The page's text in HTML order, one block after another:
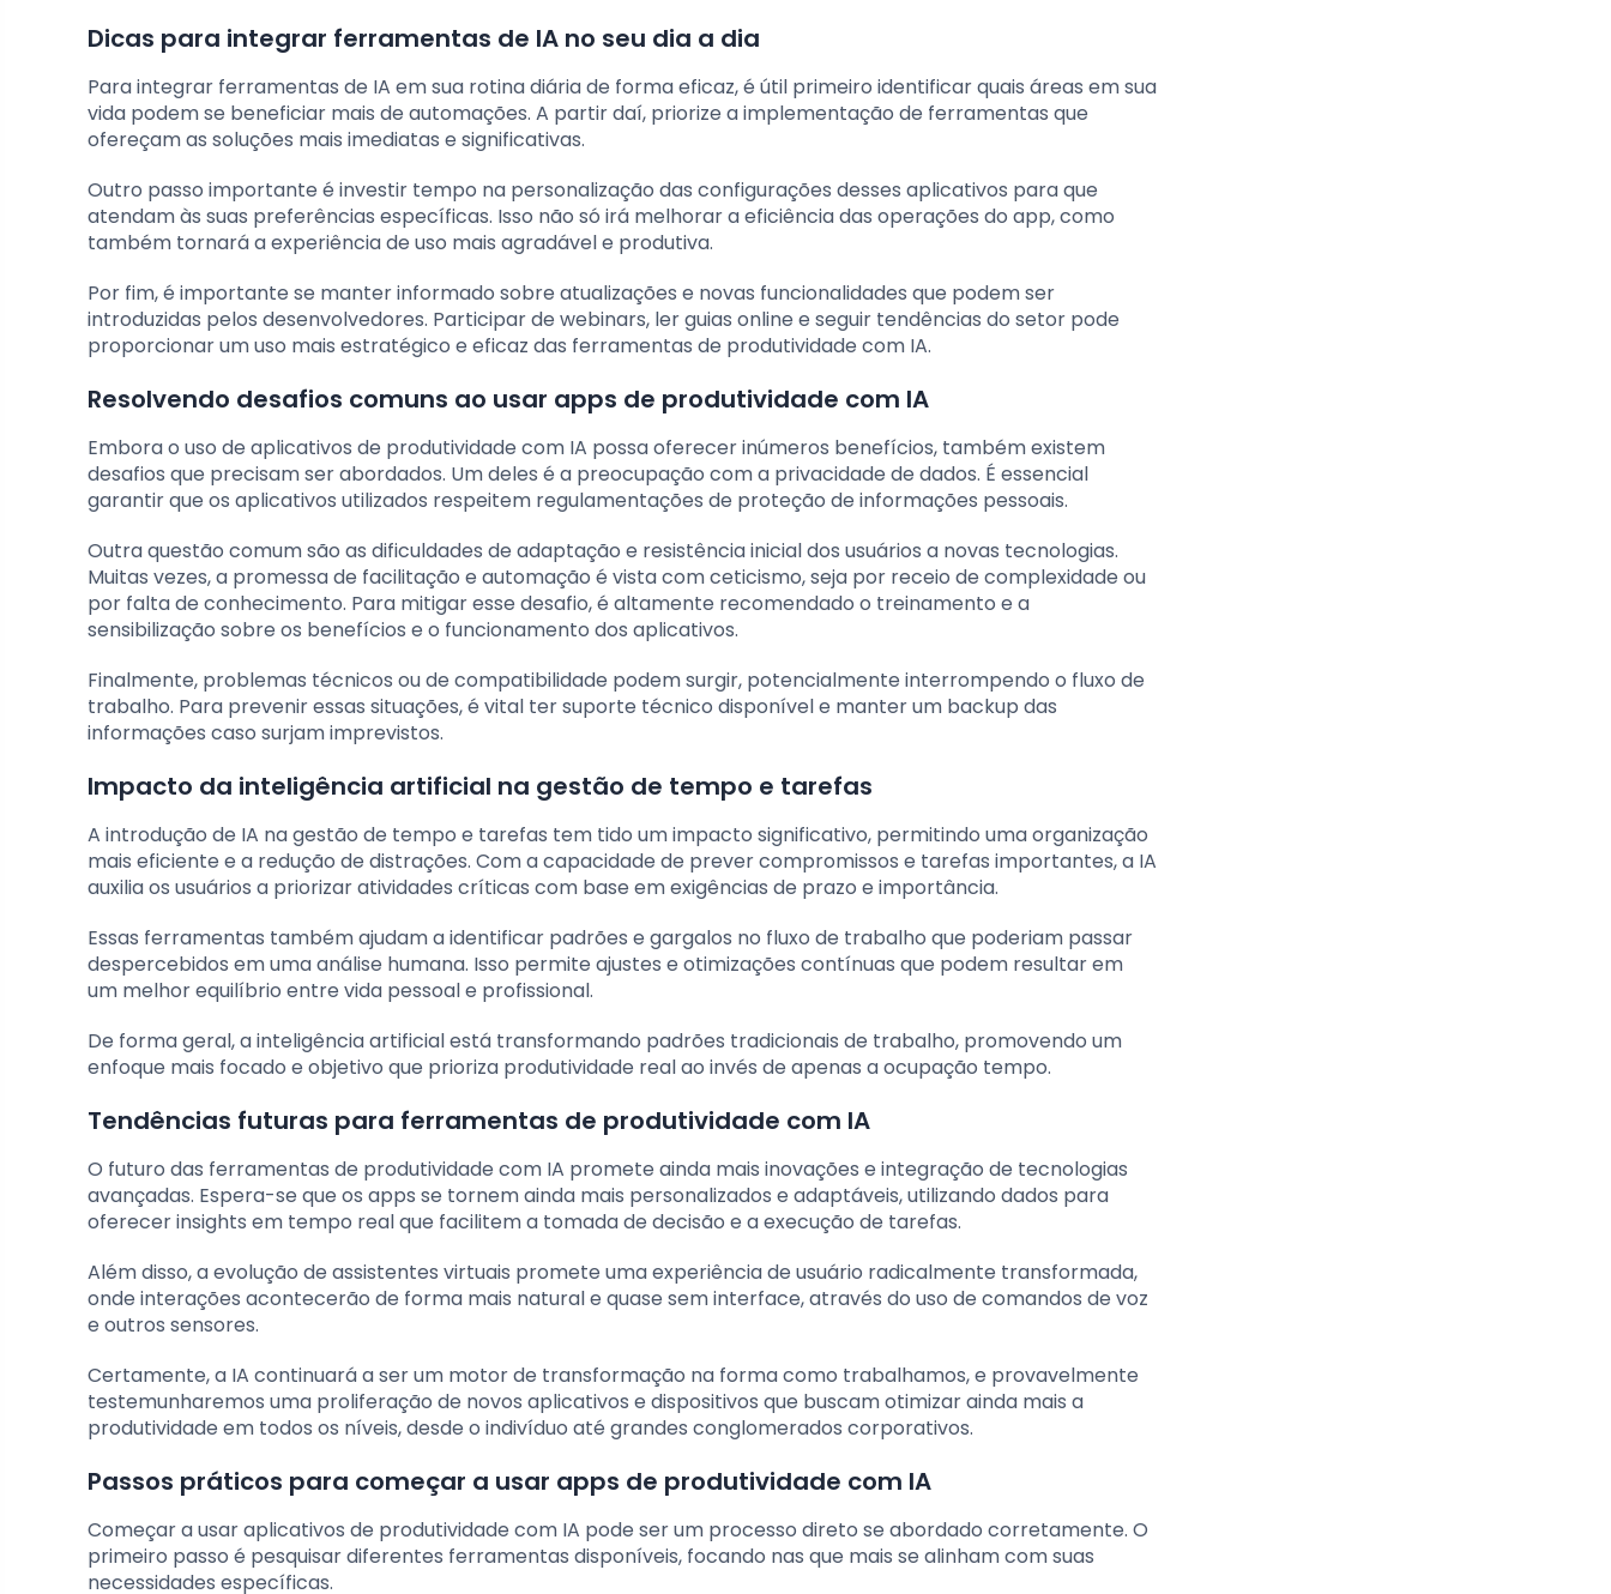
Dicas para integrar ferramentas de IA no seu dia a dia
Para integrar ferramentas de IA em sua rotina diária de forma eficaz, é útil primeiro identificar quais áreas em sua
vida podem se beneficiar mais de automações. A partir daí, priorize a implementação de ferramentas que
ofereçam as soluções mais imediatas e significativas.
Outro passo importante é investir tempo na personalização das configurações desses aplicativos para que
atendam às suas preferências específicas. Isso não só irá melhorar a eficiência das operações do app, como
também tornará a experiência de uso mais agradável e produtiva.
Por fim, é importante se manter informado sobre atualizações e novas funcionalidades que podem ser
introduzidas pelos desenvolvedores. Participar de webinars, ler guias online e seguir tendências do setor pode
proporcionar um uso mais estratégico e eficaz das ferramentas de produtividade com IA.
Resolvendo desafios comuns ao usar apps de produtividade com IA
Embora o uso de aplicativos de produtividade com IA possa oferecer inúmeros benefícios, também existem
desafios que precisam ser abordados. Um deles é a preocupação com a privacidade de dados. É essencial
garantir que os aplicativos utilizados respeitem regulamentações de proteção de informações pessoais.
Outra questão comum são as dificuldades de adaptação e resistência inicial dos usuários a novas tecnologias.
Muitas vezes, a promessa de facilitação e automação é vista com ceticismo, seja por receio de complexidade ou
por falta de conhecimento. Para mitigar esse desafio, é altamente recomendado o treinamento e a
sensibilização sobre os benefícios e o funcionamento dos aplicativos.
Finalmente, problemas técnicos ou de compatibilidade podem surgir, potencialmente interrompendo o fluxo de
trabalho. Para prevenir essas situações, é vital ter suporte técnico disponível e manter um backup das
informações caso surjam imprevistos.
Impacto da inteligência artificial na gestão de tempo e tarefas
A introdução de IA na gestão de tempo e tarefas tem tido um impacto significativo, permitindo uma organização
mais eficiente e a redução de distrações. Com a capacidade de prever compromissos e tarefas importantes, a IA
auxilia os usuários a priorizar atividades críticas com base em exigências de prazo e importância.
Essas ferramentas também ajudam a identificar padrões e gargalos no fluxo de trabalho que poderiam passar
despercebidos em uma análise humana. Isso permite ajustes e otimizações contínuas que podem resultar em
um melhor equilíbrio entre vida pessoal e profissional.
De forma geral, a inteligência artificial está transformando padrões tradicionais de trabalho, promovendo um
enfoque mais focado e objetivo que prioriza produtividade real ao invés de apenas a ocupação tempo.
Tendências futuras para ferramentas de produtividade com IA
O futuro das ferramentas de produtividade com IA promete ainda mais inovações e integração de tecnologias
avançadas. Espera-se que os apps se tornem ainda mais personalizados e adaptáveis, utilizando dados para
oferecer insights em tempo real que facilitem a tomada de decisão e a execução de tarefas.
Além disso, a evolução de assistentes virtuais promete uma experiência de usuário radicalmente transformada,
onde interações acontecerão de forma mais natural e quase sem interface, através do uso de comandos de voz
e outros sensores.
Certamente, a IA continuará a ser um motor de transformação na forma como trabalhamos, e provavelmente
testemunharemos uma proliferação de novos aplicativos e dispositivos que buscam otimizar ainda mais a
produtividade em todos os níveis, desde o indivíduo até grandes conglomerados corporativos.
Passos práticos para começar a usar apps de produtividade com IA
Começar a usar aplicativos de produtividade com IA pode ser um processo direto se abordado corretamente. O
primeiro passo é pesquisar diferentes ferramentas disponíveis, focando nas que mais se alinham com suas
necessidades específicas.